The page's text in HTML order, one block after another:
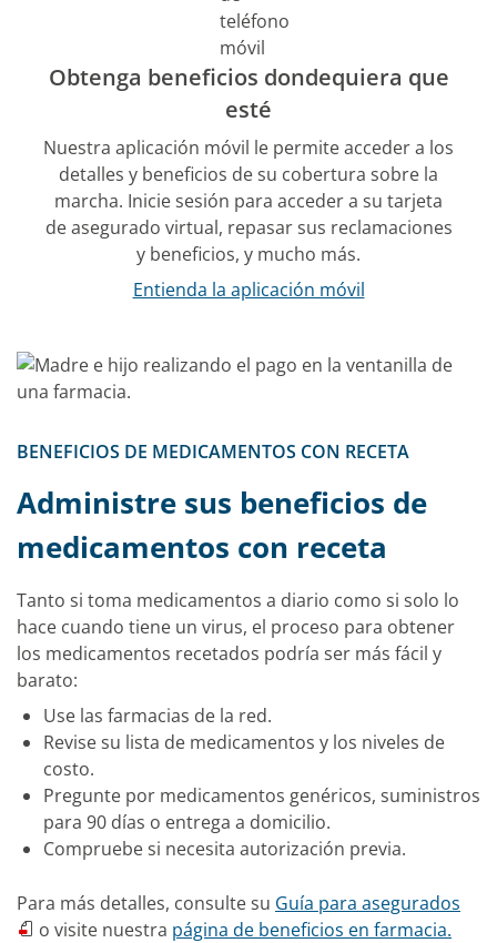
Obtenga beneficios dondequiera que
esté
Nuestra aplicación móvil le permite acceder a los
detalles y beneficios de su cobertura sobre la
marcha. Inicie sesión para acceder a su tarjeta
de asegurado virtual, repasar sus reclamaciones
y beneficios, y mucho más.
Entienda la aplicación móvil
BENEFICIOS DE MEDICAMENTOS CON RECETA
Administre sus beneficios de
medicamentos con receta
Tanto si toma medicamentos a diario como si solo lo
hace cuando tiene un virus, el proceso para obtener
los medicamentos recetados podría ser más fácil y
barato:
Use las farmacias de la red.
Revise su lista de medicamentos y los niveles de
costo.
Pregunte por medicamentos genéricos, suministros
para 90 días o entrega a domicilio.
Compruebe si necesita autorización previa.
Para más detalles, consulte su Guía para asegurados
o visite nuestra página de beneficios en farmacia.